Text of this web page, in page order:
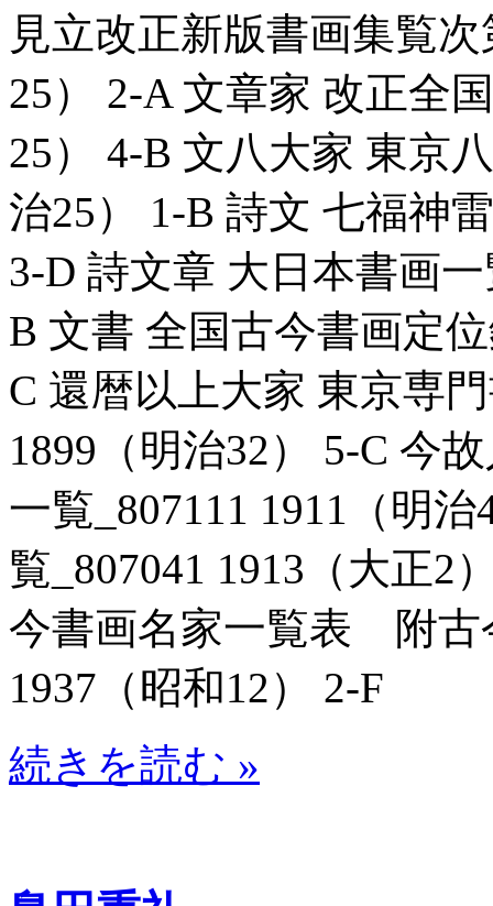
見立改正新版書画集覧
25） 2-A 文章家 改正全
25） 4-B 文八大家 東京
治25） 1-B 詩文 七福神
3-D 詩文章 大日本書画
B 文書 全国古今書画定
C 還暦以上大家 東京専
1899（明治32） 5-C 今
一覧_807111 1911（明
覧_807041 1913（大正2
今書画名家一覧表 附古
1937（昭和12） 2-F
続きを読む »